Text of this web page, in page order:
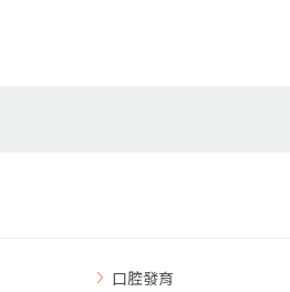
口腔發育